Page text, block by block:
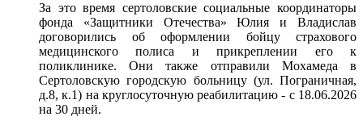
За это время сертоловские социальные координаторы
фонда «Защитники Отечества» Юлия и Владислав
договорились об оформлении бойцу страхового
медицинского полиса и прикреплении его к
поликлинике. Они также отправили Мохамеда в
Сертоловскую городскую больницу (ул. Пограничная,
д.8, к.1) на круглосуточную реабилитацию - с 18.06.2026
на 30 дней.